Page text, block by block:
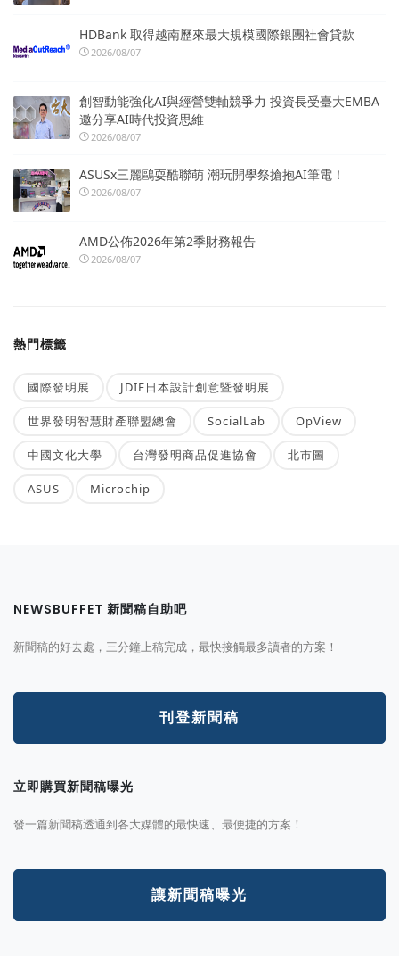
HDBank 取得越南歷來最大規模國際銀團社會貸款
2026/08/07
創智動能強化AI與經營雙軸競爭力 投資長受臺大EMBA
邀分享AI時代投資思維
2026/08/07
ASUSx三麗鷗耍酷聯萌 潮玩開學祭搶抱AI筆電！
2026/08/07
AMD公佈2026年第2季財務報告
2026/08/07
熱門標籤
國際發明展 JDIE日本設計創意暨發明展
世界發明智慧財產聯盟總會 SocialLab OpView
中國文化大學 台灣發明商品促進協會 北市圖
ASUS Microchip
NEWSBUFFET 新聞稿自助吧
新聞稿的好去處，三分鐘上稿完成，最快接觸最多讀者的方案！
刊登新聞稿
立即購買新聞稿曝光
發一篇新聞稿透通到各大媒體的最快速、最便捷的方案！
讓新聞稿曝光